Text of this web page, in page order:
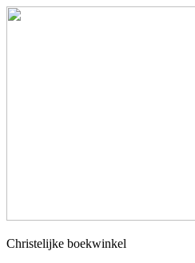
Christelijke boekwinkel